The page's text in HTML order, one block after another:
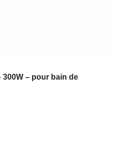
300W – pour bain de